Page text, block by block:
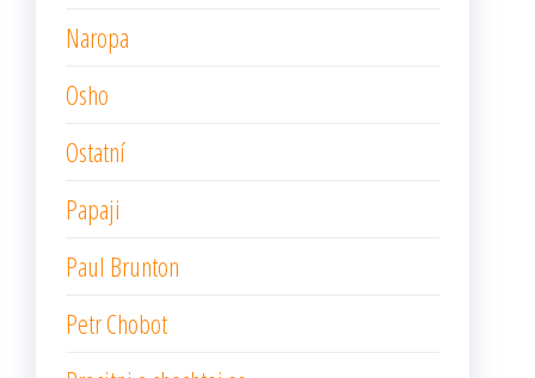
Naropa
Osho
Ostatní
Papaji
Paul Brunton
Petr Chobot